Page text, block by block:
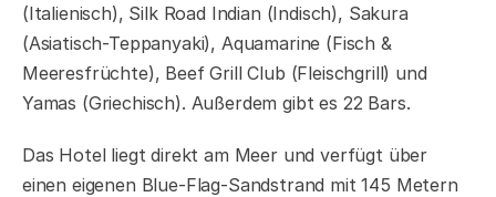
(Italienisch), Silk Road Indian (Indisch), Sakura
(Asiatisch-Teppanyaki), Aquamarine (Fisch &
Meeresfrüchte), Beef Grill Club (Fleischgrill) und
Yamas (Griechisch). Außerdem gibt es 22 Bars.
Das Hotel liegt direkt am Meer und verfügt über
einen eigenen Blue-Flag-Sandstrand mit 145 Metern